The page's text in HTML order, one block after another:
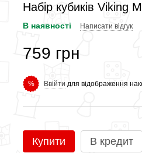
Набір кубиків Viking
В наявності Написати відгук
759 грн
% Ввійти для відображення
Купити В кредит